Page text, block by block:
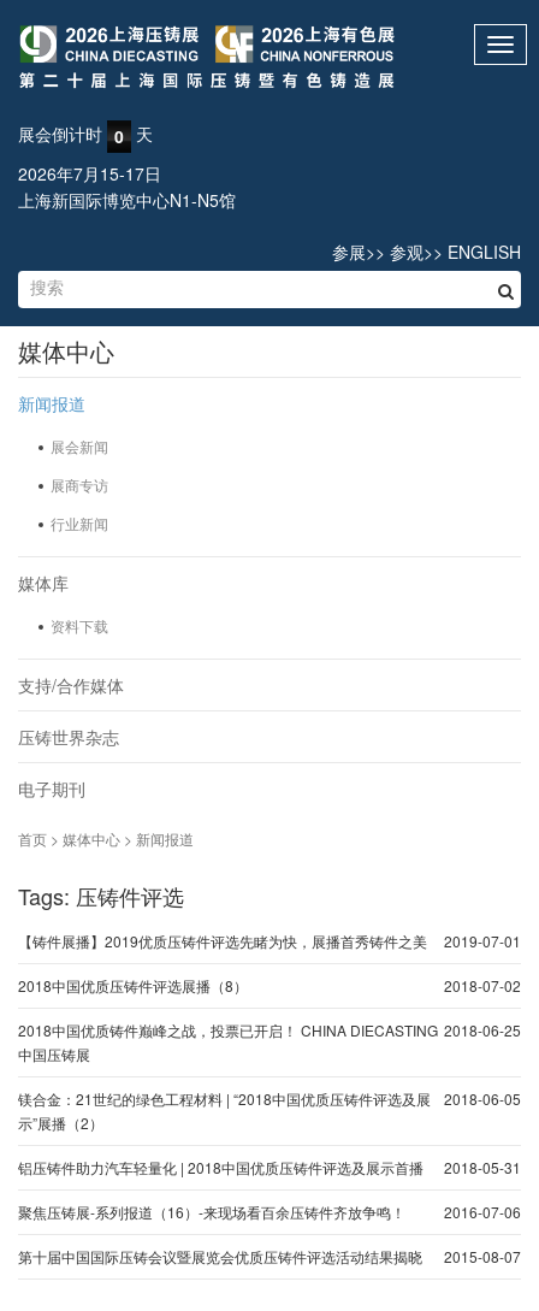
展会倒计时 0 天
2026年7月15-17日
上海新国际博览中心N1-N5馆
参展>> 参观>> ENGLISH
媒体中心
新闻报道
展会新闻
展商专访
行业新闻
媒体库
资料下载
支持/合作媒体
压铸世界杂志
电子期刊
首页 > 媒体中心 > 新闻报道
Tags: 压铸件评选
2019-07-01
【铸件展播】2019优质压铸件评选先睹为快，展播首秀铸件之美
2018-07-02
2018中国优质压铸件评选展播（8）
2018-06-25
2018中国优质铸件巅峰之战，投票已开启！ CHINA DIECASTING
中国压铸展
2018-06-05
镁合金：21世纪的绿色工程材料 | “2018中国优质压铸件评选及展
示”展播（2）
2018-05-31
铝压铸件助力汽车轻量化 | 2018中国优质压铸件评选及展示首播
2016-07-06
聚焦压铸展-系列报道（16）-来现场看百余压铸件齐放争鸣！
2015-08-07
第十届中国国际压铸会议暨展览会优质压铸件评选活动结果揭晓